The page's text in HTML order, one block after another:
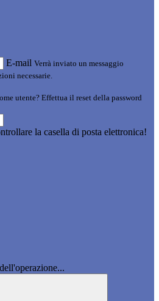
E-mail Verrà inviato un messaggio
necessarie.
utente? Effettua il reset della password
la casella di posta elettronica!